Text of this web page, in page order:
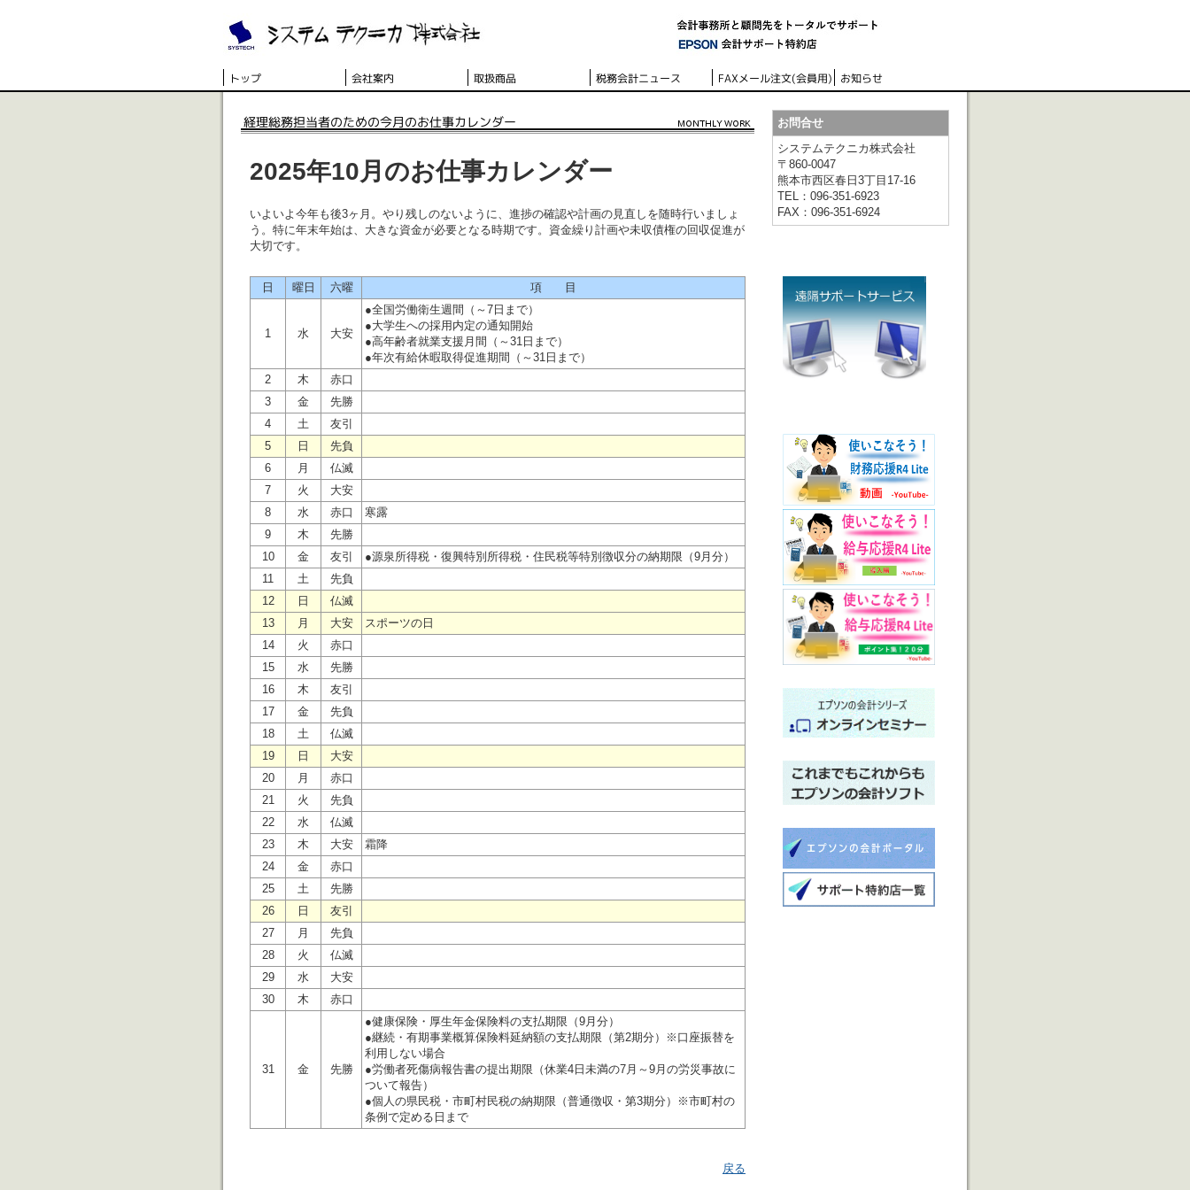
2025年10月のお仕事カレンダー
いよいよ今年も後3ヶ月。やり残しのないように、進捗の確認や計画の見直しを随時行いましょ
う。特に年末年始は、大きな資金が必要となる時期です。資金繰り計画や未収債権の回収促進が
大切です。
日 曜日 六曜 項 目
1 水 大安
●全国労働衛生週間（～7日まで）
●大学生への採用内定の通知開始
●高年齢者就業支援月間（～31日まで）
●年次有給休暇取得促進期間（～31日まで）
2
木
赤口
3
金
先勝
4
土
友引
5
日
先負
6
月
仏滅
7
火
大安
8
水 赤口
寒露
9
木
先勝
10
金 友引
●源泉所得税・復興特別所得税・住民税等特別徴収分の納期限（9月分）
11
土
先負
12
日
仏滅
13
月 大安
スポーツの日
14
火
赤口
15
水
先勝
16
木
友引
17
金
先負
18
土
仏滅
19
日
大安
20
月
赤口
21
火
先負
22
水
仏滅
23
木 大安
霜降
24
金
赤口
25
土
先勝
26
日
友引
27
月
先負
28
火
仏滅
29
水
大安
30
木 赤口
31 金 先勝
●健康保険・厚生年金保険料の支払期限（9月分）
●継続・有期事業概算保険料延納額の支払期限（第2期分）※口座振替を
利用しない場合
●労働者死傷病報告書の提出期限（休業4日未満の7月～9月の労災事故に
ついて報告）
●個人の県民税・市町村民税の納期限（普通徴収・第3期分）※市町村の
条例で定める日まで
戻る
お問合せ
システムテクニカ株式会社
〒860-0047
熊本市西区春日3丁目17-16
TEL：096-351-6923
FAX：096-351-6924